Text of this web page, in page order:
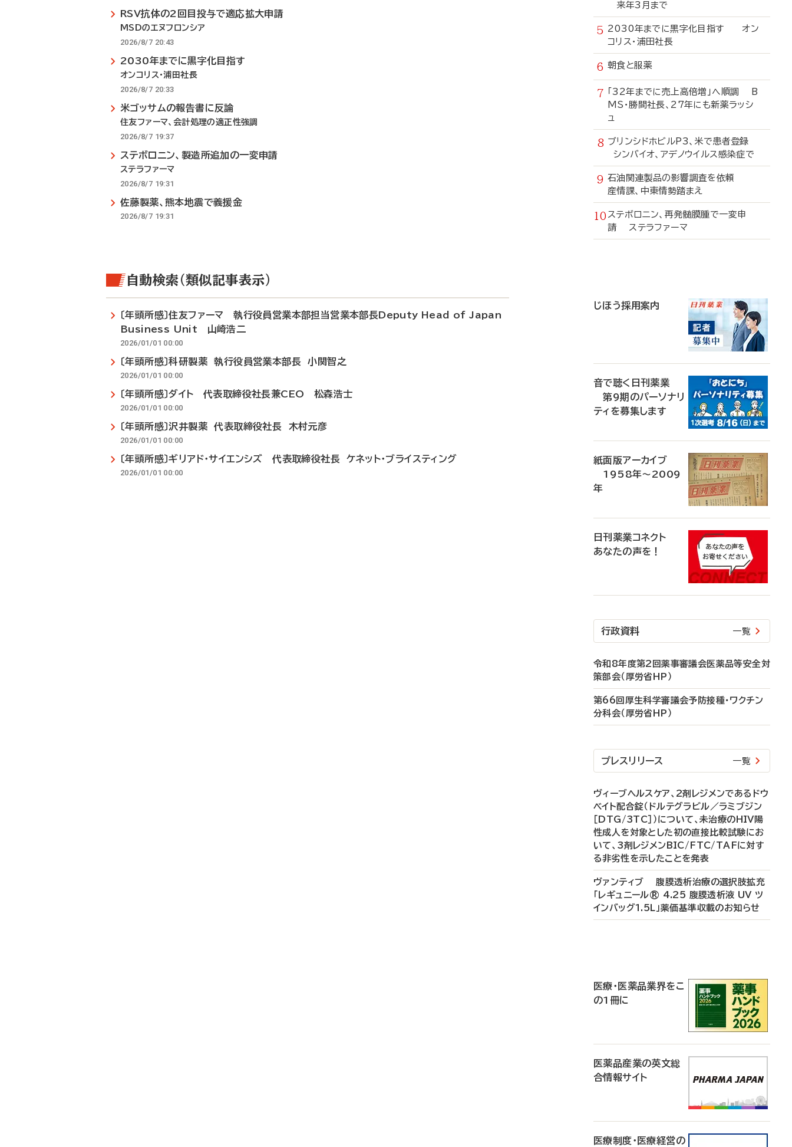
RSV抗体の2回目投与で適応拡大申請
MSDのエヌフロンシア
2026/8/7 20:43
2030年までに黒字化目指す
オンコリス・浦田社長
2026/8/7 20:33
米ゴッサムの報告書に反論
住友ファーマ、会計処理の適正性強調
2026/8/7 19:37
ステボロニン、製造所追加の一変申請
ステラファーマ
2026/8/7 19:31
佐藤製薬、熊本地震で義援金
2026/8/7 19:31
自動検索（類似記事表示）
〔年頭所感〕住友ファーマ 執行役員営業本部担当営業本部長Deputy Head of Japan
Business Unit 山崎浩二
2026/01/01 00:00
〔年頭所感〕科研製薬 執行役員営業本部長 小関智之
2026/01/01 00:00
〔年頭所感〕ダイト 代表取締役社長兼CEO 松森浩士
2026/01/01 00:00
〔年頭所感〕沢井製薬 代表取締役社長 木村元彦
2026/01/01 00:00
〔年頭所感〕ギリアド・サイエンシズ 代表取締役社長 ケネット・ブライスティング
2026/01/01 00:00
来年3月まで
2030年までに黒字化目指す オン
コリス・浦田社長
朝食と服薬
「32年までに売上高倍増」へ順調 B
MS・勝間社長、27年にも新薬ラッシ
ュ
ブリンシドホビルP3、米で患者登録
シンバイオ、アデノウイルス感染症で
石油関連製品の影響調査を依頼
産情課、中東情勢踏まえ
ステボロニン、再発髄膜腫で一変申
請 ステラファーマ
じほう採用案内
音で聴く日刊薬業
第9期のパーソナリ
ティを募集します
紙面版アーカイブ
1958年～2009
年
日刊薬業コネクト
あなたの声を！
行政資料 一覧
令和8年度第2回薬事審議会医薬品等安全対
策部会（厚労省HP）
第66回厚生科学審議会予防接種・ワクチン
分科会（厚労省HP）
プレスリリース 一覧
ヴィーブヘルスケア、2剤レジメンであるドウ
ベイト配合錠（ドルテグラビル／ラミブジン
［DTG/3TC］）について、未治療のHIV陽
性成人を対象とした初の直接比較試験にお
いて、3剤レジメンBIC/FTC/TAFに対す
る非劣性を示したことを発表
ヴァンティブ 腹膜透析治療の選択肢拡充
「レギュニール® 4.25 腹膜透析液 UV ツ
インバッグ1.5L」薬価基準収載のお知らせ
医療・医薬品業界をこ
の1冊に
医薬品産業の英文総
合情報サイト
医療制度・医療経営の